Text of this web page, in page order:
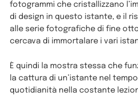
fotogrammi che cristallizzano
di design in questo istante, e il
alle serie fotografiche di fine
cercava di immortalare i vari
È quindi la mostra stessa che
la cattura di un’istante nel
quotidianità nella costante